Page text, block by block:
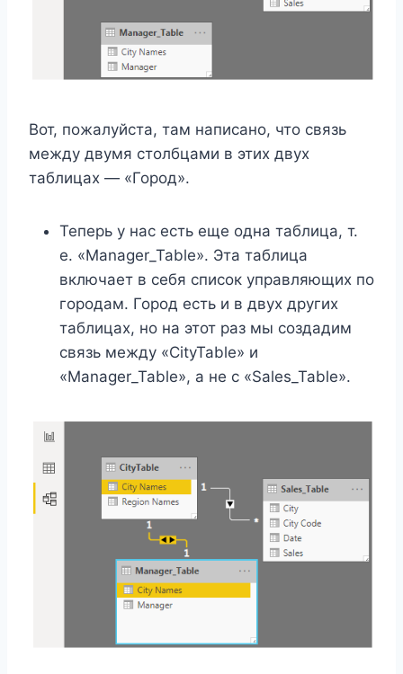
Вот, пожалуйста, там написано, что связь
между двумя столбцами в этих двух
таблицах — «Город».
Теперь у нас есть еще одна таблица, т.
е. «Manager_Table». Эта таблица
включает в себя список управляющих по
городам. Город есть и в двух других
таблицах, но на этот раз мы создадим
связь между «CityTable» и
«Manager_Table», а не с «Sales_Table».